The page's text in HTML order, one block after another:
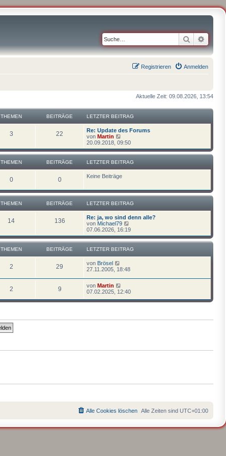
Suche
Anmelden
Registrieren
Aktuelle Zeit: 09.08.2026, 13:54
THEMEN BEITRÄGE LETZTER BEITRAG
3 22
Re: Update des Forums
von Martin
e
u
e
s
r
e
i
t
a
g
20.09.2018, 09:50
THEMEN BEITRÄGE LETZTER BEITRAG
0 0 Keine Beiträge
THEMEN BEITRÄGE LETZTER BEITRAG
14 136
Re: ja, wo sind denn alle?
von Michael79
e
u
e
s
B
e
t
a
07.06.2026, 16:19
THEMEN BEITRÄGE LETZTER BEITRAG
2 29 von Brösel
e
e
s
t
e
27.11.2005, 18:48
2 9 von Martin
e
e
e
t
07.02.2025, 12:40
Alle Zeiten sind UTC+01:00
Alle Cookies löschen